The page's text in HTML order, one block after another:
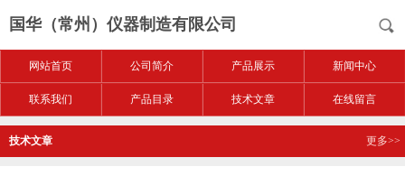
国华（常州）仪器制造有限公司
网站首页 公司简介 产品展示 新闻中心
联系我们 产品目录 技术文章 在线留言
技术文章 更多>>